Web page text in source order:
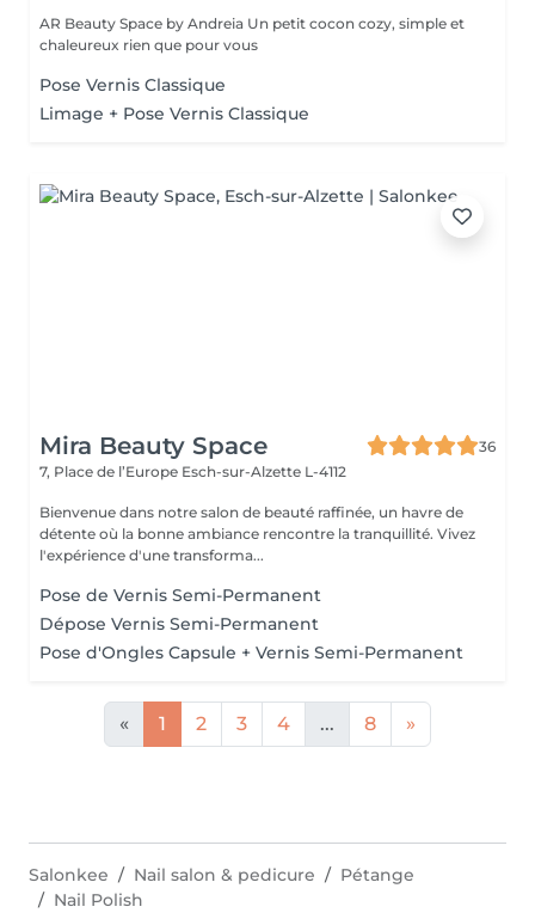
AR Beauty Space by Andreia Un petit cocon cozy, simple et
chaleureux rien que pour vous
Pose Vernis Classique
Limage + Pose Vernis Classique
Mira Beauty Space
36
7, Place de l’Europe Esch-sur-Alzette L-4112
Bienvenue dans notre salon de beauté raffinée, un havre de
détente où la bonne ambiance rencontre la tranquillité. Vivez
l'expérience d'une transforma...
Pose de Vernis Semi-Permanent
Dépose Vernis Semi-Permanent
Pose d'Ongles Capsule + Vernis Semi-Permanent
« 1 2 3 4 ... 8 »
Salonkee Nail salon & pedicure
Pétange
Nail Polish